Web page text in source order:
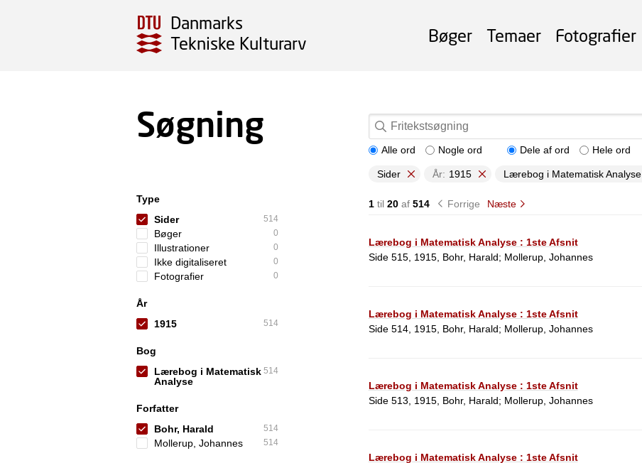
Danmarks
Tekniske Kulturarv
Bøger Temaer Fotografier
Søgning
Alle ord Nogle ord Dele af ord Hele ord
Sider År: 1915 Lærebog i Matematisk Analyse
Type
Sider
514
Bøger 0
Illustrationer 0
Ikke digitaliseret 0
Fotografier 0
År
1915
514
Bog
Lærebog i Matematisk
Analyse
514
Forfatter
Bohr, Harald
514
Mollerup, Johannes 514
1til 20af 514 Forrige Næste
Lærebog i Matematisk Analyse : 1ste Afsnit
Side 515, 1915, Bohr, Harald; Mollerup, Johannes
Lærebog i Matematisk Analyse : 1ste Afsnit
Side 514, 1915, Bohr, Harald; Mollerup, Johannes
Lærebog i Matematisk Analyse : 1ste Afsnit
Side 513, 1915, Bohr, Harald; Mollerup, Johannes
Lærebog i Matematisk Analyse : 1ste Afsnit